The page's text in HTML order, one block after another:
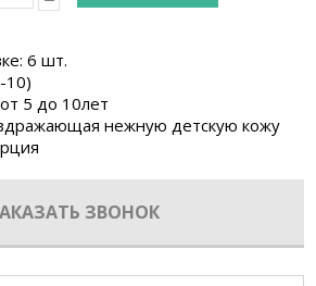
6 шт.
10)
5 до 10лет
нежную детскую кожу
ЗВОНОК